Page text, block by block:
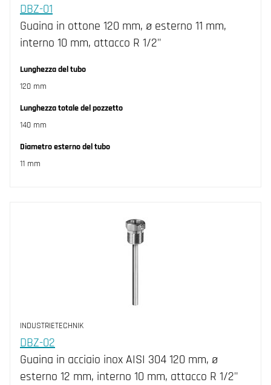
DBZ-01
Guaina in ottone 120 mm, ø esterno 11 mm,
interno 10 mm, attacco R 1/2"
Lunghezza del tubo
120 mm
Lunghezza totale del pozzetto
140 mm
Diametro esterno del tubo
11 mm
INDUSTRIETECHNIK
DBZ-02
Guaina in acciaio inox AISI 304 120 mm, ø
esterno 12 mm, interno 10 mm, attacco R 1/2"